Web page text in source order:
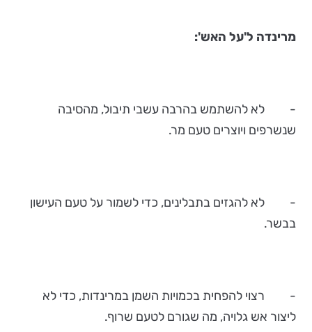
מרינדה ל'על האש':
- לא להשתמש בהרבה עשבי תיבול, מהסיבה
שנשרפים ויוצרים טעם מר.
- לא להגזים בתבלינים, כדי לשמור על טעם העישון
בבשר.
- רצוי להפחית בכמויות השמן במרינדות, כדי לא
ליצור אש גלויה, מה שגורם לטעם שרוף.